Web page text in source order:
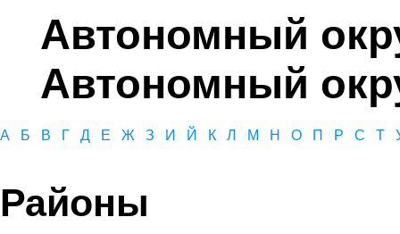
Автономный
Автономный
А Б В Г Д Е Ж З И Й К Л М Н О П Р С Т
Районы